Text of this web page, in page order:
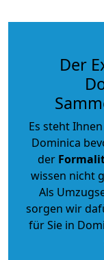
Der
Es steht
Dominica
der
wissen nicht
Als
sorgen wir
für Sie in